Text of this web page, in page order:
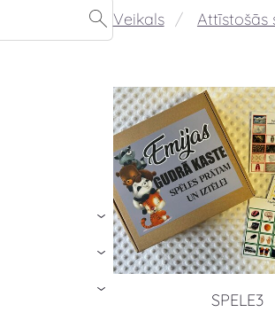
›
›
›
Veikals Attīstošās
SPELE3